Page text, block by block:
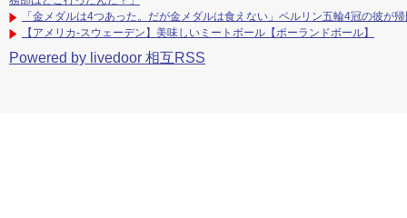
「金メダルは4つあった。だが金メダルは食えない」ベルリン五輪4冠の彼が
【アメリカ-スウェーデン】美味しいミートボール【ポーランドボール】
Powered by livedoor 相互RSS